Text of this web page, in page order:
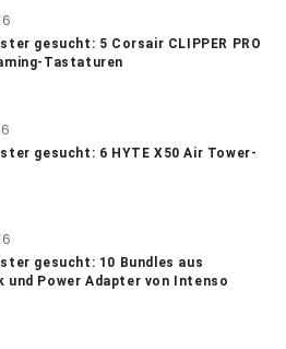
gesucht: 5 Corsair CLIPPER PRO
Tastaturen
gesucht: 6 HYTE X50 Air Tower-
gesucht: 10 Bundles aus
und Power Adapter von Intenso